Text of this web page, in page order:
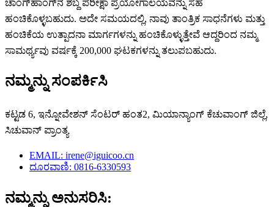
ಚಾಂಗ್‌ಹಾಂಗ್‌ನ ಶಬ್ದ ಪರೀಕ್ಷಾ ಪ್ರಯೋಗಾಲಯವನ್ನು ಸಹ
ಹಂಚಿಕೊಳ್ಳಬಹುದು. ಅದೇ ಸಮಯದಲ್ಲಿ, ನಾವು ತಾಂತ್ರಿಕ ಸಾಧನೆಗಳು ಮತ್ತು
ಹಂಚಿಕೆಯ ಉತ್ಪಾದನಾ ಮಾರ್ಗಗಳನ್ನು ಹಂಚಿಕೊಳ್ಳುತ್ತೇವೆ ಆದ್ದರಿಂದ ನಮ್ಮ
ಸಾಮರ್ಥ್ಯವು ವರ್ಷಕ್ಕೆ 200,000 ಘಟಕಗಳನ್ನು ತಲುಪಬಹುದು.
ನಮ್ಮನ್ನು ಸಂಪರ್ಕಿಸಿ
ಕಟ್ಟಡ 6, ಇನ್ನೋವೇಶನ್ ಸೆಂಟರ್ ಹಂತ2, ಮಿಯಾನ್ಯಾಂಗ್ ಕೆಚುವಾಂಗ್ ಜಿಲ್ಲೆ,
ಸಿಚುವಾನ್ ಪ್ರಾಂತ್ಯ
EMAIL: irene@iguicoo.cn
ದೂರವಾಣಿ: 0816-6330593
ನಮ್ಮನ್ನು ಅನುಸರಿಸಿ: